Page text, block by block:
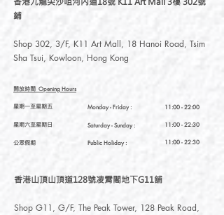
11:00 - 22:00
11:00 - 22:30
11:00 - 22:30
鋪
Shop 302, 3/F, K11 Art Mall, 18 Hanoi Road, Tsim
Sha Tsui, Kowloon, Hong Kong
開放時間 Opening Hours
星期一至星期五
星期六至星期日
公眾假期
Monday - Friday :
Saturday- Sunday :
Public Holiday :
香港山頂山頂道128號凌霄閣地下G11舖
Shop G11, G/F, The Peak Tower, 128 Peak Road,